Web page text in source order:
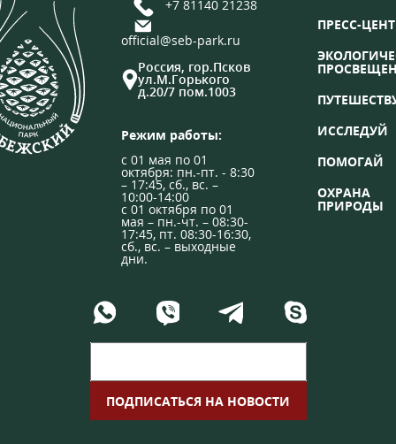
+7 81140 21238
official@seb-park.ru
Россия, гор.Псков
ул.М.Горького
д.20/7 пом.1003
Режим работы:
с 01 мая по 01
октября: пн.-пт. - 8:30
– 17:45, сб., вс. –
10:00-14:00
с 01 октября по 01
мая – пн.-чт. – 08:30-
17:45, пт. 08:30-16:30,
сб., вс. – выходные
дни.
ПРЕСС-
ИССЛЕДУЙ
ПОМОГАЙ
ОХРАНА
ПРИРОДЫ